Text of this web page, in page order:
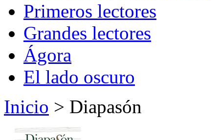
Primeros lectores
Grandes lectores
Ágora
El lado oscuro
Inicio > Diapasón